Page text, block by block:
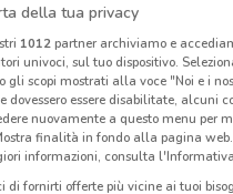
della tua privacy
1012partner archiviamo e
univoci, sul tuo dispositivo.
gli scopi mostrati alla voce "Noi e i
dovessero essere disabilitate, alcuni
nuovamente a questo menu per
finalità in fondo alla pagina
informazioni, consulta
di fornirti offerte più vicine ai tuoi